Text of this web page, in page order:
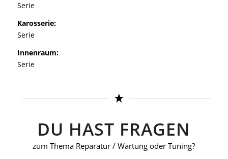
Serie
Karosserie:
Serie
Innenraum:
Serie
DU HAST FRAGEN
zum Thema Reparatur / Wartung oder Tuning?